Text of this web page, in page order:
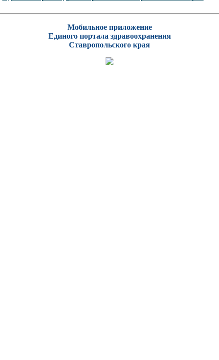
Мобильное приложение
Единого портала здравоохранения
Ставропольского края